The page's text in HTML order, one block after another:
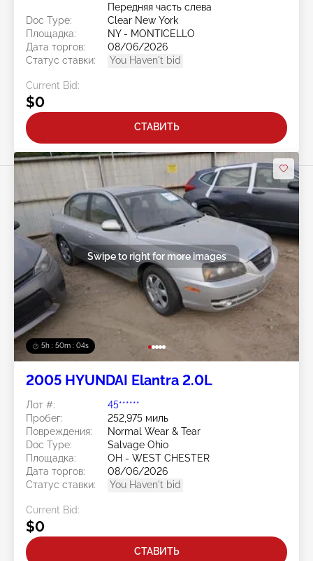
Передняя часть слева
Doc Type:
Clear New York
Площадка:
NY - MONTICELLO
Дата торгов:
08/06/2026
Статус ставки:
You Haven't bid
Current Bid:
$0
СТАВИТЬ
5h : 50m : 01s
Swipe to right for more images
2005 HYUNDAI Elantra 2.0L
Лот #:
45******
Пробег:
252,975 миль
Повреждения:
Normal Wear & Tear
Doc Type:
Salvage Ohio
Площадка:
OH - WEST CHESTER
Дата торгов:
08/06/2026
Статус ставки:
You Haven't bid
Current Bid:
$0
СТАВИТЬ